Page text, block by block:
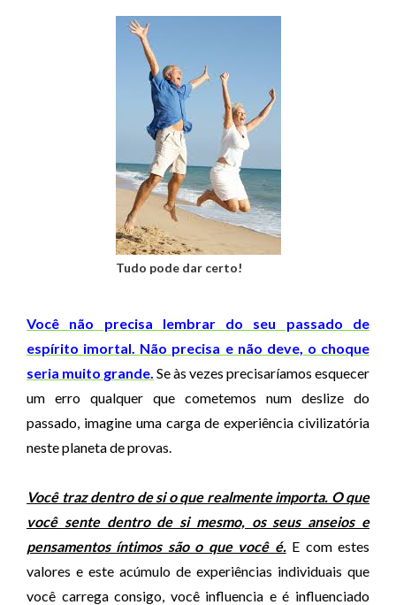
Tudo pode dar certo!
Você não precisa lembrar do seu passado de
espírito imortal. Não precisa e não deve, o choque
seria muito grande. Se às vezes precisaríamos esquecer
um erro qualquer que cometemos num deslize do
passado, imagine uma carga de experiência civilizatória
neste planeta de provas.
Você traz dentro de si o que realmente importa. O que
você sente dentro de si mesmo, os seus anseios e
pensamentos íntimos são o que você é. E com estes
valores e este acúmulo de experiências individuais que
você carrega consigo, você influencia e é influenciado